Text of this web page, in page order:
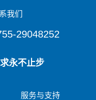
我们
29048252
永不止步
服务与支持